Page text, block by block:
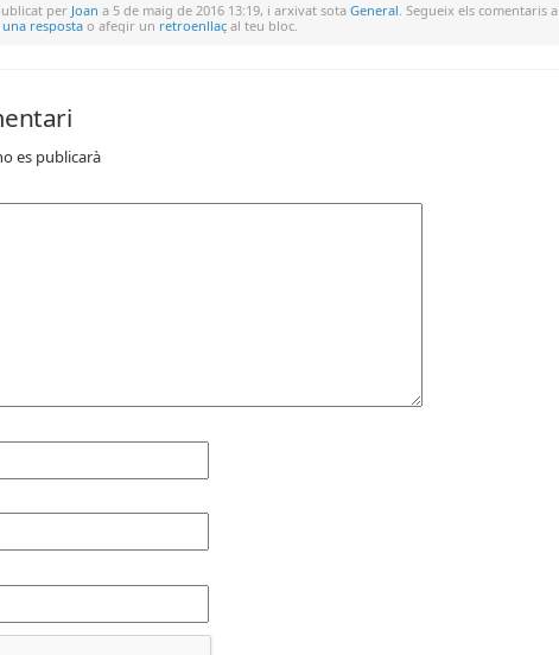
per Joan a 5 de maig de 2016 13:19, i arxivat sota General. Segueix els comentaris a
resposta o afegir un retroenllaç al teu bloc.
es publicarà